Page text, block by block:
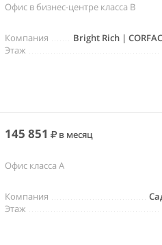
Офис в бизнес-центре класса B
Bright Rich |
Компания
Этаж
145 851 в месяц
Офис класса A
Компания
Этаж